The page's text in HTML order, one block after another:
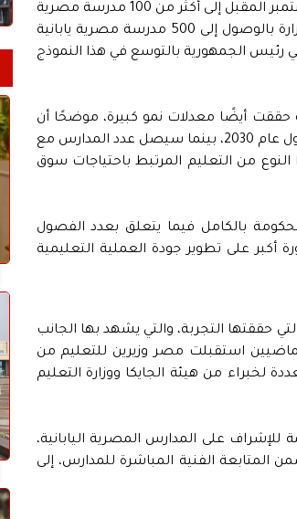
بالكامل قبل موعده، مشيرا إلى أن اجمالي عدد المدارس سيصل بحلول سبتمبر المقبل إلى أكثر من 100 مدرسة مصرية
يابانية وقد تم بالفعل فتح باب التقديم بها، مؤكدًا على مواصلة خطة الوزارة بالوصول إلى 500 مدرسة مصرية يابانية
رئيس الجمهورية بالتوسع في هذا النموذج
حققت أيضًا معدلات نمو كبيرة، موضحًا أن
المستهدف الحكومي كان الوصول إلى 200 مدرسة تكنولوجيا تطبيقية بحلول عام 2030، بينما سيصل عدد المدارس مع
في هذا النوع من التعليم المرتبط باحتياجات سوق
بالكامل فيما يتعلق بعدد الفصول
أكبر على تطوير جودة العملية التعليمية
حققتها التجربة، والتي يشهد بها الجانب
الماضيين استقبلت مصر وزيرين للتعليم من
لخبراء من هيئة الجايكا ووزارة التعليم
متواجدين بصورة دائمة للإشراف على المدارس المصرية اليابانية،
بما يضمن المتابعة الفنية المباشرة للمدارس، إلى